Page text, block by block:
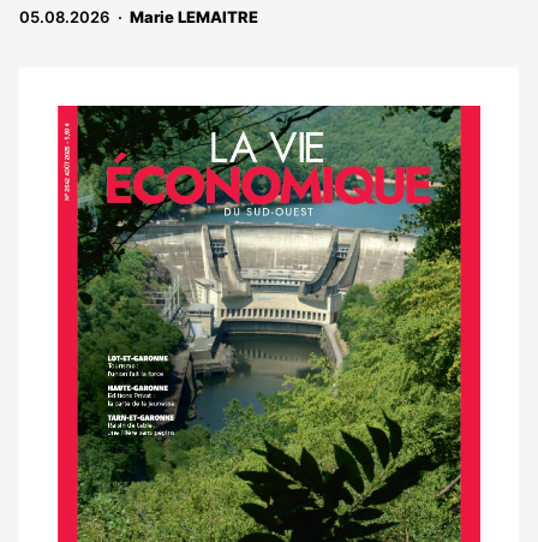
05.08.2026 Marie LEMAITRE
Notre
dernier
magazine